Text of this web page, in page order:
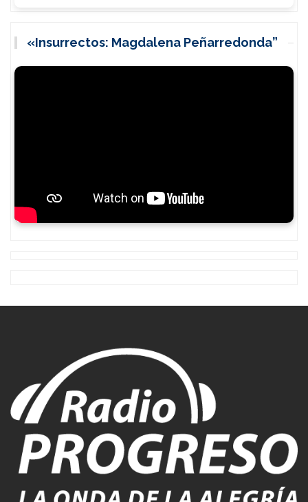
«Insurrectos: Magdalena Peñarredonda”